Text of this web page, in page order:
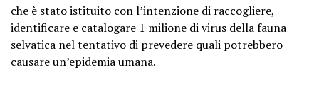
che è stato istituito con l’intenzione di raccogliere,
identificare e catalogare 1 milione di virus della fauna
selvatica nel tentativo di prevedere quali potrebbero
causare un’epidemia umana.